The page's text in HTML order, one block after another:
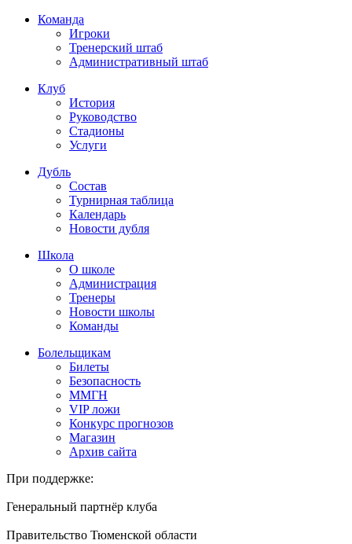
Команда
Игроки
Тренерский штаб
Административный штаб
Клуб
История
Руководство
Стадионы
Услуги
Дубль
Состав
Турнирная таблица
Календарь
Новости дубля
Школа
О школе
Администрация
Тренеры
Новости школы
Команды
Болельщикам
Билеты
Безопасность
ММГН
VIP ложи
Конкурс прогнозов
Магазин
Архив сайта
При поддержке:
Генеральный партнёр клуба
Правительство Тюменской области